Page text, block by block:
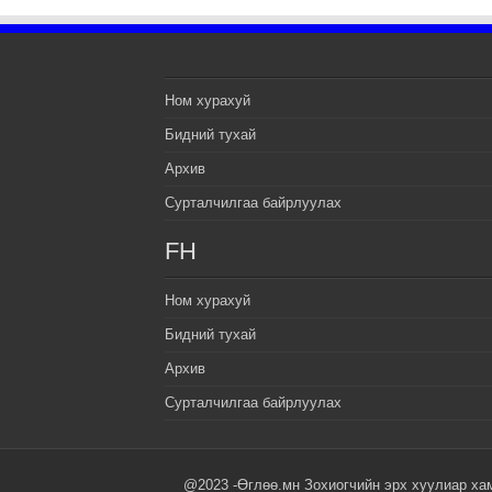
Ном хурахуй
Бидний тухай
Архив
Сурталчилгаа байрлуулах
FH
Ном хурахуй
Бидний тухай
Архив
Сурталчилгаа байрлуулах
@2023 -Өглөө.мн Зохиогчийн эрх хуулиар